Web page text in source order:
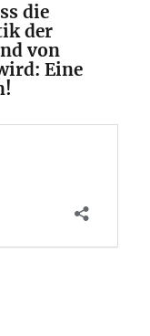
die
der
von
Eine